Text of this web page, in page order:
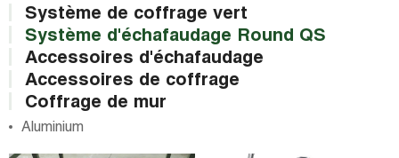
Système de coffrage vert
Système d'échafaudage Round QS
Aluminium
Accessoires d'échafaudage
Accessoires de coffrage
Coffrage de mur